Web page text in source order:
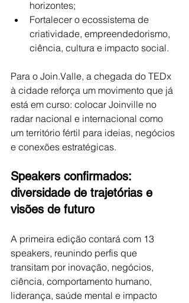
horizontes;
Fortalecer o ecossistema de
criatividade, empreendedorismo,
ciência, cultura e impacto social.
Para o Join.Valle, a chegada do TEDx
à cidade reforça um movimento que já
está em curso: colocar Joinville no
radar nacional e internacional como
um território fértil para ideias, negócios
e conexões estratégicas.
Speakers confirmados:
diversidade de trajetórias e
visões de futuro
A primeira edição contará com 13
speakers, reunindo perfis que
transitam por inovação, negócios,
ciência, comportamento humano,
liderança, saúde mental e impacto